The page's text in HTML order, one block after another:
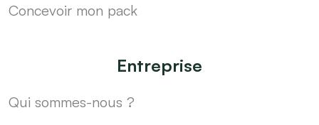
Concevoir mon pack
Entreprise
Qui sommes-nous ?